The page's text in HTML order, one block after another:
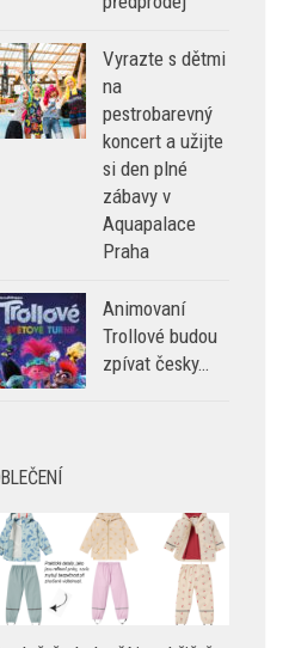
zahajuje
Vyrazte s dětmi
na
pestrobarevný
koncert a užijte
si den plné
zábavy v
Aquapalace
Animovaní
Trollové budou
OBLEČENÍ